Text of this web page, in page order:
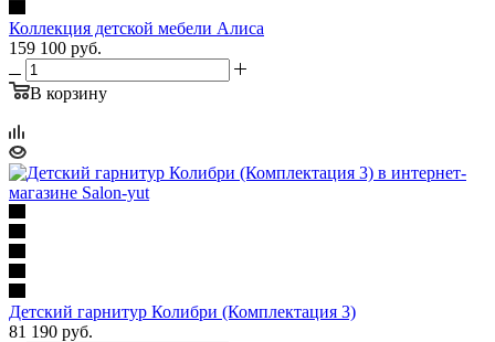
Коллекция детской мебели Алиса
159 100 руб.
В корзину
Детский гарнитур Колибри (Комплектация 3)
81 190 руб.